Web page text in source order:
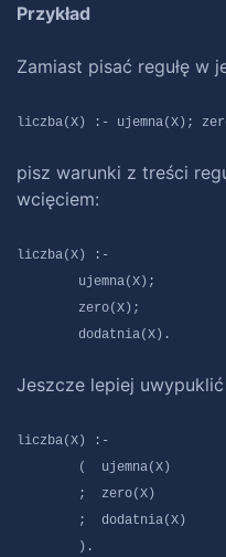
Przykład
Zamiast pisać regułę w
liczba(X) :- ujemna(X);
pisz warunki z treści
wcięciem:
liczba(X) :-
ujemna(X);
zero(X);
dodatnia(X).
Jeszcze lepiej
liczba(X) :-
( ujemna(X)
; zero(X)
; dodatnia(X)
).